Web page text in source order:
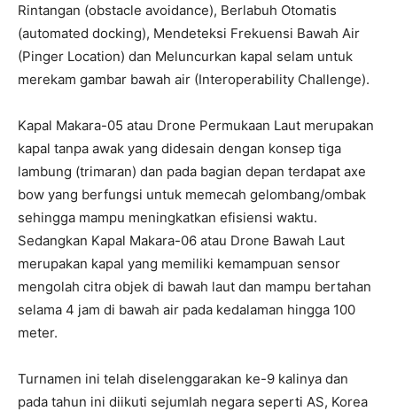
Rintangan (obstacle avoidance), Berlabuh Otomatis
(automated docking), Mendeteksi Frekuensi Bawah Air
(Pinger Location) dan Meluncurkan kapal selam untuk
merekam gambar bawah air (Interoperability Challenge).
Kapal Makara-05 atau Drone Permukaan Laut merupakan
kapal tanpa awak yang didesain dengan konsep tiga
lambung (trimaran) dan pada bagian depan terdapat axe
bow yang berfungsi untuk memecah gelombang/ombak
sehingga mampu meningkatkan efisiensi waktu.
Sedangkan Kapal Makara-06 atau Drone Bawah Laut
merupakan kapal yang memiliki kemampuan sensor
mengolah citra objek di bawah laut dan mampu bertahan
selama 4 jam di bawah air pada kedalaman hingga 100
meter.
Turnamen ini telah diselenggarakan ke-9 kalinya dan
pada tahun ini diikuti sejumlah negara seperti AS, Korea